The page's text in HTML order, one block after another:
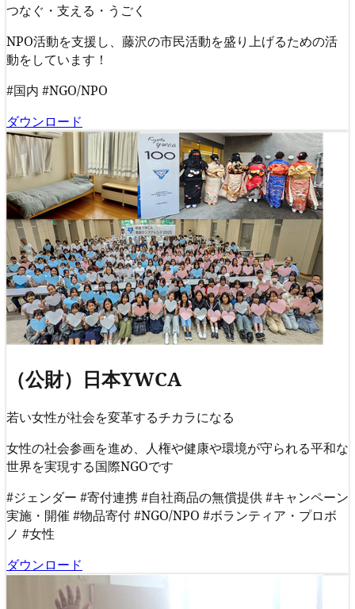
つなぐ・支える・うごく
NPO活動を支援し、藤沢の市民活動を盛り上げるための活
動をしています！
#国内 #NGO/NPO
ダウンロード
（公財）日本YWCA
若い⼥性が社会を変⾰するチカラになる
女性の社会参画を進め、人権や健康や環境が守られる平和な
世界を実現する国際NGOです
#ジェンダー #寄付連携#自社商品の無償提供#キャンペーン
実施・開催 #物品寄付#NGO/NPO #ボランティア・プロボ
ノ #女性
ダウンロード